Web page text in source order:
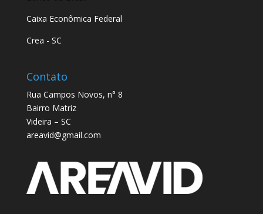
Caixa Econômica Federal
Crea - SC
Contato
Rua Campos Novos, n° 8
Bairro Matriz
Videira – SC
areavid@gmail.com